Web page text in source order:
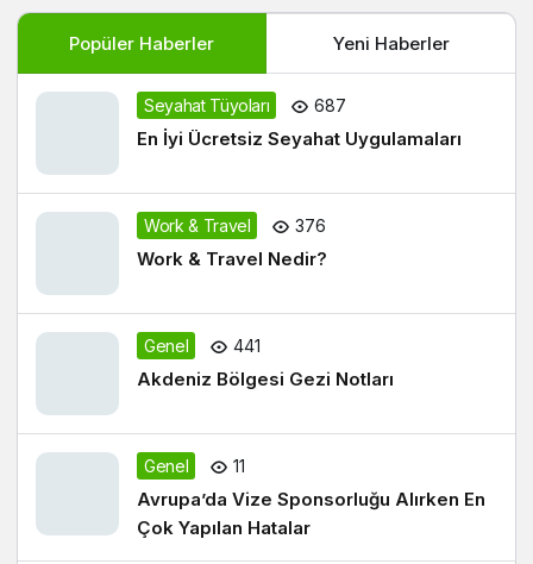
Popüler Haberler Yeni Haberler
Seyahat Tüyoları 687
En İyi Ücretsiz Seyahat Uygulamaları
Work & Travel 376
Work & Travel Nedir?
Genel 441
Akdeniz Bölgesi Gezi Notları
Genel 11
Avrupa’da Vize Sponsorluğu Alırken En
Çok Yapılan Hatalar